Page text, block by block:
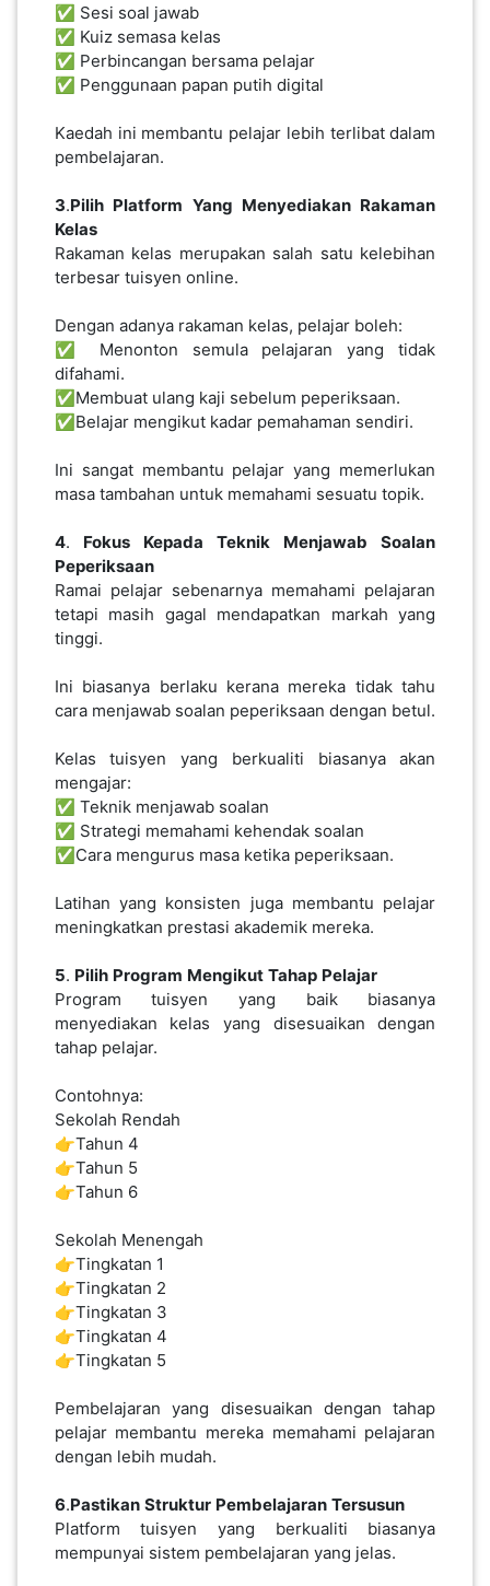
✅ Sesi soal jawab
✅ Kuiz semasa kelas
✅ Perbincangan bersama pelajar
✅ Penggunaan papan putih digital
Kaedah ini membantu pelajar lebih terlibat dalam
pembelajaran.
3.Pilih Platform Yang Menyediakan Rakaman
Kelas
Rakaman kelas merupakan salah satu kelebihan
terbesar tuisyen online.
Dengan adanya rakaman kelas, pelajar boleh:
✅ Menonton semula pelajaran yang tidak
difahami.
✅Membuat ulang kaji sebelum peperiksaan.
✅Belajar mengikut kadar pemahaman sendiri.
Ini sangat membantu pelajar yang memerlukan
masa tambahan untuk memahami sesuatu topik.
4. Fokus Kepada Teknik Menjawab
Soalan
Peperiksaan
Ramai pelajar sebenarnya memahami pelajaran
tetapi masih gagal mendapatkan markah yang
tinggi.
Ini biasanya berlaku kerana mereka tidak tahu
cara menjawab soalan peperiksaan dengan betul.
Kelas tuisyen yang berkualiti biasanya akan
mengajar:
✅ Teknik menjawab soalan
✅ Strategi memahami kehendak soalan
✅Cara mengurus masa ketika peperiksaan.
Latihan yang konsisten juga membantu pelajar
meningkatkan prestasi akademik mereka.
5. Pilih Program Mengikut Tahap Pelajar
Program tuisyen yang baik biasanya
menyediakan kelas yang disesuaikan dengan
tahap pelajar.
Contohnya:
Sekolah Rendah
👉Tahun 4
👉Tahun 5
👉Tahun 6
Sekolah Menengah
👉Tingkatan 1
👉Tingkatan 2
👉Tingkatan 3
👉Tingkatan 4
👉Tingkatan 5
Pembelajaran yang disesuaikan dengan tahap
pelajar membantu mereka memahami pelajaran
dengan lebih mudah.
6.Pastikan Struktur Pembelajaran Tersusun
Platform tuisyen yang berkualiti biasanya
mempunyai sistem pembelajaran yang jelas.